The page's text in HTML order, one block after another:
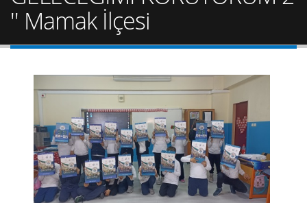
'' Mamak İlçesi